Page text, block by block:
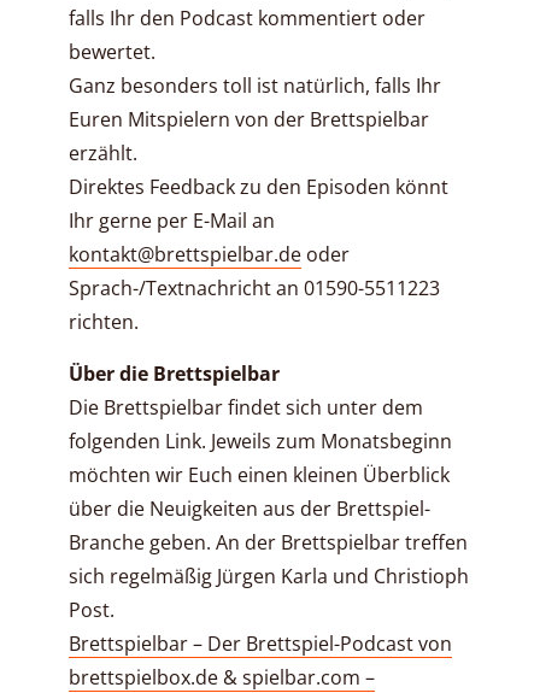
falls Ihr den Podcast kommentiert oder
bewertet.
Ganz besonders toll ist natürlich, falls Ihr
Euren Mitspielern von der Brettspielbar
erzählt.
Direktes Feedback zu den Episoden könnt
Ihr gerne per E-Mail an
kontakt@brettspielbar.de oder
Sprach-/Textnachricht an 01590-5511223
richten.
Über die Brettspielbar
Die Brettspielbar findet sich unter dem
folgenden Link. Jeweils zum Monatsbeginn
möchten wir Euch einen kleinen Überblick
über die Neuigkeiten aus der Brettspiel-
Branche geben. An der Brettspielbar treffen
sich regelmäßig Jürgen Karla und Christioph
Post.
Brettspielbar – Der Brettspiel-Podcast von
brettspielbox.de & spielbar.com –